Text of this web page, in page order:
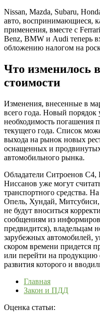
Nissan, Mazda, Subaru,
авто, воспринимающиеся,
применения, вместе с
Benz, BMW и Audi теперь
обложению налогом на
Что изменилось
стоимости
Изменения, внесенные в
всего года. Новый порядок
необходимость погашения
текущего года. Список
выхода на рынок новых
оснащенных и
автомобильного рынка.
Обладатели Ситроенов
Ниссанов уже могут
транспортного средства.
Опель, Хундай,
не будут вноситься
сообщениям из
предвидится),
зарубежных автомобилей,
скором времени придется
или перейти на продукцию
развития которого и
Главная
Закон и ПДД
Оценка статьи: